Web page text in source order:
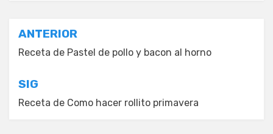
Navegación
de
entradas
ANTERIOR
Receta de Pastel de pollo y bacon al horno
SIG
Receta de Como hacer rollito primavera